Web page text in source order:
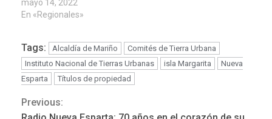
mayo 14, 2022
En «Regionales»
Tags: Alcaldía de Mariño
Comités de Tierra Urbana
Instituto Nacional de Tierras Urbanas
isla Margarita
Nueva
Esparta
Títulos de propiedad
Continue
Previous: